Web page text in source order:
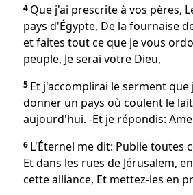
4 Que j'ai prescrite à vos pères,
pays d'Égypte, De la fournaise
et faites tout ce que je vous
peuple, Je serai votre Dieu,
5 Et j'accomplirai le serment
donner un pays où coulent le
aujourd'hui. -Et je répondis:
6 L'Éternel me dit: Publie toutes
Et dans les rues de Jérusalem,
cette alliance, Et mettez-les en